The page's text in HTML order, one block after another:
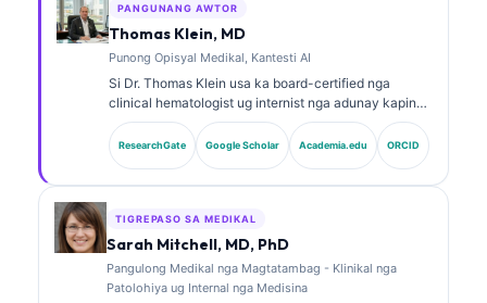
PANGUNANG AWTOR
Thomas Klein, MD
Punong Opisyal Medikal, Kantesti AI
Si Dr. Thomas Klein usa ka board-certified nga
clinical hematologist ug internist nga adunay kapin
sa 15 ka tuig nga kasinatian sa laboratory medicine
ug AI-assisted nga klinikal nga pag-analisa. Isip
Chief Medical Officer sa Kantesti AI, naghatag siya
daghan na’g naathag nga mga publikasyon bahin sa
paghubad sa biomarker ug laboratory diagnostics sa
ResearchGate Google Scholar Academia.edu ORCID
TIGREPASO SA MEDIKAL
Sarah Mitchell, MD, PhD
Pangulong Medikal nga Magtatambag - Klinikal nga
Patolohiya ug Internal nga Medisina